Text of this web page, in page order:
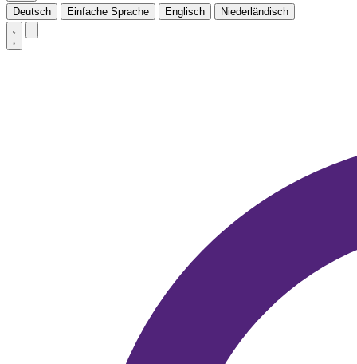
Deutsch
Einfache Sprache Englisch Niederländisch